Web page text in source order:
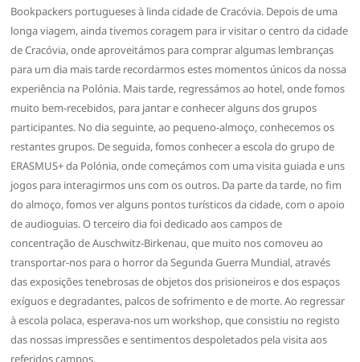
Bookpackers portugueses à linda cidade de Cracóvia. Depois de uma
longa viagem, ainda tivemos coragem para ir visitar o centro da cidade
de Cracóvia, onde aproveitámos para comprar algumas lembranças
para um dia mais tarde recordarmos estes momentos únicos da nossa
experiência na Polónia. Mais tarde, regressámos ao hotel, onde fomos
muito bem-recebidos, para jantar e conhecer alguns dos grupos
participantes. No dia seguinte, ao pequeno-almoço, conhecemos os
restantes grupos. De seguida, fomos conhecer a escola do grupo de
ERASMUS+ da Polónia, onde começámos com uma visita guiada e uns
jogos para interagirmos uns com os outros. Da parte da tarde, no fim
do almoço, fomos ver alguns pontos turísticos da cidade, com o apoio
de audioguias. O terceiro dia foi dedicado aos campos de
concentração de Auschwitz-Birkenau, que muito nos comoveu ao
transportar-nos para o horror da Segunda Guerra Mundial, através
das exposições tenebrosas de objetos dos prisioneiros e dos espaços
exíguos e degradantes, palcos de sofrimento e de morte. Ao regressar
à escola polaca, esperava-nos um workshop, que consistiu no registo
das nossas impressões e sentimentos despoletados pela visita aos
referidos campos.